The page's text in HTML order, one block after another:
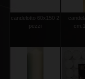
candelotto 60x150 2
pezzi